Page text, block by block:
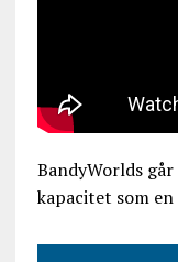
BandyWorlds
kapacitet som